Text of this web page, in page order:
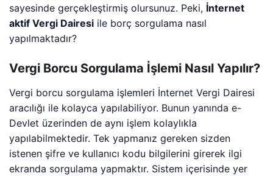
sayesinde gerçekleştirmiş olursunuz. Peki, İnternet
aktif Vergi Dairesi ile borç sorgulama nasıl
yapılmaktadır?
Vergi Borcu Sorgulama İşlemi Nasıl Yapılır?
Vergi borcu sorgulama işlemleri İnternet Vergi Dairesi
aracılığı ile kolayca yapılabiliyor. Bunun yanında e-
Devlet üzerinden de aynı işlem kolaylıkla
yapılabilmektedir. Tek yapmanız gereken sizden
istenen şifre ve kullanıcı kodu bilgilerini girerek ilgi
ekranda sorgulama yapmaktır. Sistem içerisinde yer